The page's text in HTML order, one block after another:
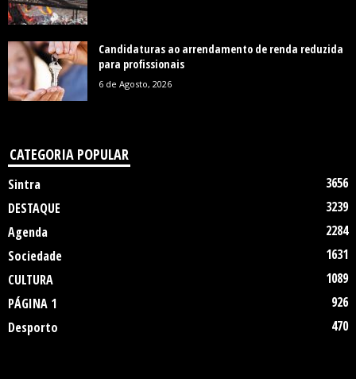
Candidaturas ao arrendamento de renda reduzida
para profissionais
6 de Agosto, 2026
CATEGORIA POPULAR
Sintra
3656
DESTAQUE
3239
Agenda
2284
Sociedade
1631
CULTURA
1089
PÁGINA 1
926
Desporto
470